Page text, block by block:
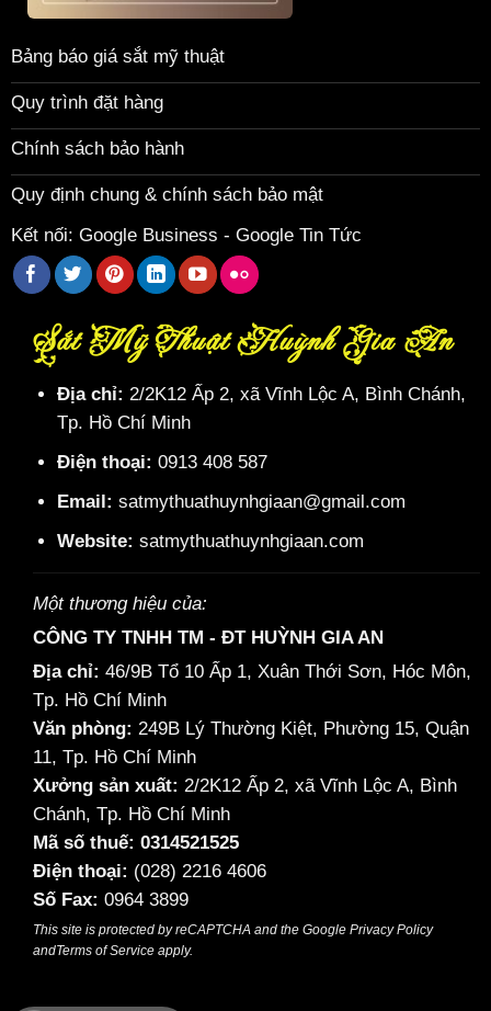
Bảng báo giá sắt mỹ thuật
Quy trình đặt hàng
Chính sách bảo hành
Quy định chung & chính sách bảo mật
Kết nối: Google Business - Google Tin Tức
Sắt Mỹ Thuật Huỳnh Gia An
Địa chỉ: 2/2K12 Ấp 2, xã Vĩnh Lộc A, Bình Chánh,
Tp. Hồ Chí Minh
Điện thoại: 0913 408 587
Email: satmythuathuynhgiaan@gmail.com
Website: satmythuathuynhgiaan.com
Một thương hiệu của:
CÔNG TY TNHH TM - ĐT HUỲNH GIA AN
Địa chỉ: 46/9B Tổ 10 Ấp 1, Xuân Thới Sơn, Hóc Môn,
Tp. Hồ Chí Minh
Văn phòng: 249B Lý Thường Kiệt, Phường 15, Quận
11, Tp. Hồ Chí Minh
Xưởng sản xuất: 2/2K12 Ấp 2, xã Vĩnh Lộc A, Bình
Chánh, Tp. Hồ Chí Minh
Mã số thuế: 0314521525
Điện thoại: (028) 2216 4606
Số Fax: 0964 3899
This site is protected by reCAPTCHA and the Google Privacy Policy
andTerms of Service apply.